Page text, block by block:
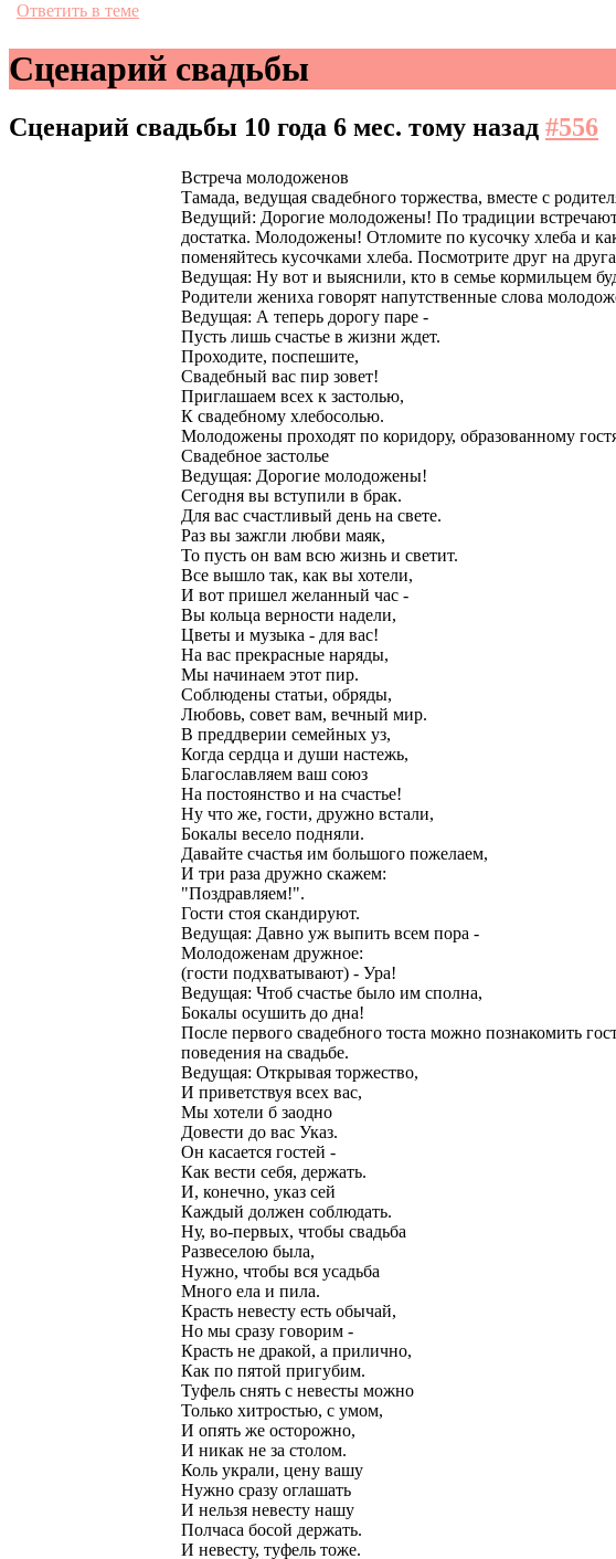
Ответить в теме
Сценарий свадьбы
Сценарий свадьбы 10 года 6 мес. тому назад #556
Встреча молодоженов
Тамада, ведущая свадебного торжества, вместе с
Ведущий: Дорогие молодожены! По традиции
достатка. Молодожены! Отломите по кусочку хлеба и
поменяйтесь кусочками хлеба. Посмотрите друг на
Ведущая: Ну вот и выяснили, кто в семье кормильцем
Родители жениха говорят напутственные слова
Ведущая: А теперь дорогу паре -
Пусть лишь счастье в жизни ждет.
Проходите, поспешите,
Свадебный вас пир зовет!
Приглашаем всех к застолью,
К свадебному хлебосолью.
Молодожены проходят по коридору, образованному
Свадебное застолье
Ведущая: Дорогие молодожены!
Сегодня вы вступили в брак.
Для вас счастливый день на свете.
Раз вы зажгли любви маяк,
То пусть он вам всю жизнь и светит.
Все вышло так, как вы хотели,
И вот пришел желанный час -
Вы кольца верности надели,
Цветы и музыка - для вас!
На вас прекрасные наряды,
Мы начинаем этот пир.
Соблюдены статьи, обряды,
Любовь, совет вам, вечный мир.
В преддверии семейных уз,
Когда сердца и души настежь,
Благославляем ваш союз
На постоянство и на счастье!
Ну что же, гости, дружно встали,
Бокалы весело подняли.
Давайте счастья им большого пожелаем,
И три раза дружно скажем:
"Поздравляем!".
Гости стоя скандируют.
Ведущая: Давно уж выпить всем пора -
Молодоженам дружное:
(гости подхватывают) - Ура!
Ведущая: Чтоб счастье было им сполна,
Бокалы осушить до дна!
После первого свадебного тоста можно познакомить
поведения на свадьбе.
Ведущая: Открывая торжество,
И приветствуя всех вас,
Мы хотели б заодно
Довести до вас Указ.
Он касается гостей -
Как вести себя, держать.
И, конечно, указ сей
Каждый должен соблюдать.
Ну, во-первых, чтобы свадьба
Развеселою была,
Нужно, чтобы вся усадьба
Много ела и пила.
Красть невесту есть обычай,
Но мы сразу говорим -
Красть не дракой, а прилично,
Как по пятой пригубим.
Туфель снять с невесты можно
Только хитростью, с умом,
И опять же осторожно,
И никак не за столом.
Коль украли, цену вашу
Нужно сразу оглашать
И нельзя невесту нашу
Полчаса босой держать.
И невесту, туфель тоже.